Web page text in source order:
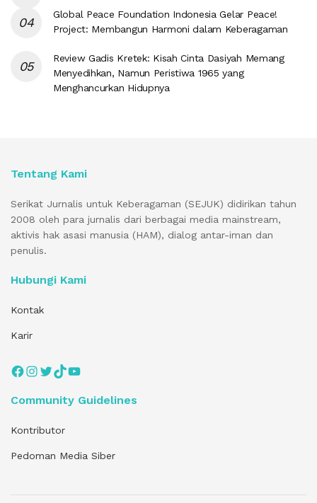
Global Peace Foundation Indonesia Gelar Peace!
Project: Membangun Harmoni dalam Keberagaman
Review Gadis Kretek: Kisah Cinta Dasiyah Memang
Menyedihkan, Namun Peristiwa 1965 yang
Menghancurkan Hidupnya
Tentang Kami
Serikat Jurnalis untuk Keberagaman (SEJUK) didirikan tahun
2008 oleh para jurnalis dari berbagai media mainstream,
aktivis hak asasi manusia (HAM), dialog antar-iman dan
penulis.
Hubungi Kami
Kontak
Karir
Facebook
Instagram
Twitter
TikTokYouTube
Community Guidelines
Kontributor
Pedoman Media Siber